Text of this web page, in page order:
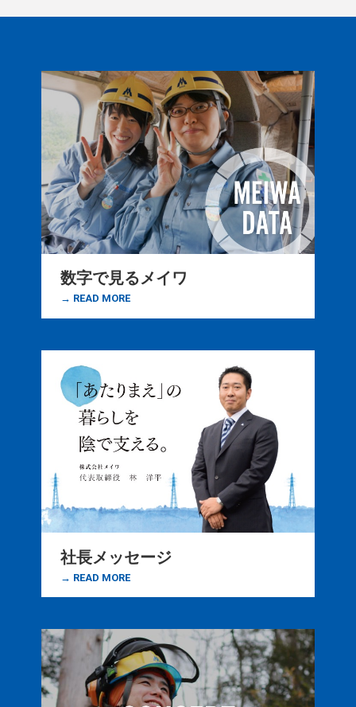
数字で見るメイワ
→ READ MORE
社長メッセージ
→ READ MORE